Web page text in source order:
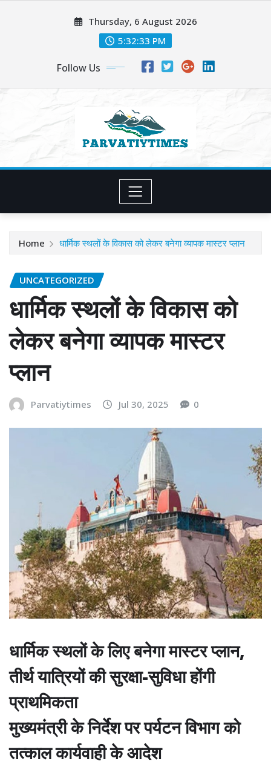
Thursday, 6 August 2026
5:32:35 PM
Follow Us
Home धार्मिक स्थलों के विकास को लेकर बनेगा व्यापक मास्टर प्लान
UNCATEGORIZED
धार्मिक स्थलों के विकास को
लेकर बनेगा व्यापक मास्टर
प्लान
Parvatiytimes Jul 30, 2025 0
धार्मिक स्थलों के लिए बनेगा मास्टर प्लान,
तीर्थ यात्रियों की सुरक्षा-सुविधा होंगी
प्राथमिकता
मुख्यमंत्री के निर्देश पर पर्यटन विभाग को
तत्काल कार्यवाही के आदेश